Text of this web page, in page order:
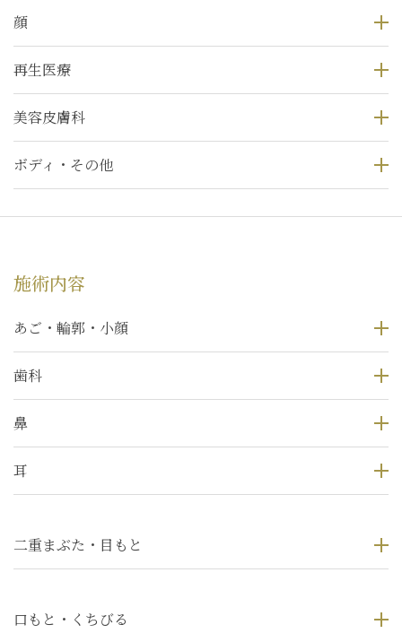
顔
再生医療
美容皮膚科
ボディ・その他
施術内容
あご・輪郭・小顔
歯科
鼻
耳
二重まぶた・目もと
口もと・くちびる